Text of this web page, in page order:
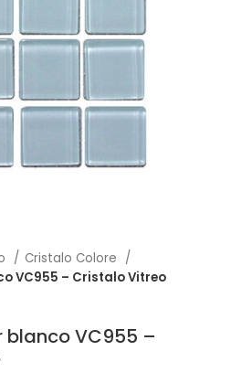
Cristalo Colore
VC955 – Cristalo Vitreo
blanco VC955 –